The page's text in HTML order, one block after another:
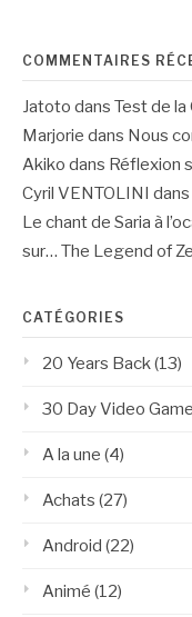
COMMENTAIRES
Jatoto dans Test de
Marjorie dans Nous
Akiko dans Réflexion
Cyril VENTOLINI dans
Le chant de Saria à
sur… The Legend of
CATÉGORIES
20 Years Back (13)
30 Day Video
A la une (4)
Achats (27)
Android (22)
Animé (12)